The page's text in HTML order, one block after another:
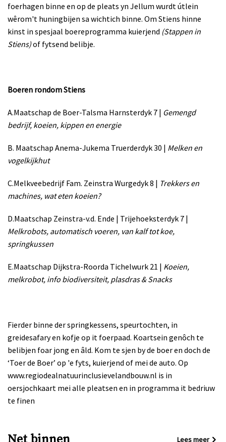
foerhagen binne en op de pleats yn Jellum wurdt útlein
wêrom't huningbijen sa wichtich binne. Om Stiens hinne
kinst in spesjaal boereprogramma kuierjend (Stappen in
Stiens)of fytsend belibje.
Boeren rondom Stiens
A.Maatschap de Boer-Talsma Harnsterdyk 7 | Gemengd
bedrijf, koeien, kippen en energie
B. Maatschap Anema-Jukema Truerderdyk 30 | Melken en
vogelkijkhut
C.Melkveebedrijf Fam. Zeinstra Wurgedyk 8 | Trekkers en
machines, wat eten koeien?
D.Maatschap Zeinstra-v.d. Ende | Trijehoeksterdyk 7 |
Melkrobots, automatisch voeren, van kalf tot koe,
springkussen
E.Maatschap Dijkstra-Roorda Tichelwurk 21 | Koeien,
melkrobot, info biodiversiteit, plasdras & Snacks
Fierder binne der springkessens, speurtochten, in
greidesafary en kofje op it foerpaad. Koartsein genôch te
belibjen foar jong en âld. Kom te sjen by de boer en doch de
‘Toer de Boer’ op 'e fyts, kuierjend of mei de auto. Op
www.regiodealnatuurinclusievelandbouw.nl is in
oersjochkaart mei alle pleatsen en in programma it bedriuw
te finen
Lees meer